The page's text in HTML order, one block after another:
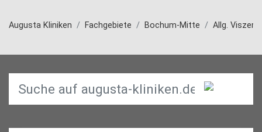
Augusta Kliniken Fachgebiete Bochum-Mitte Allg.